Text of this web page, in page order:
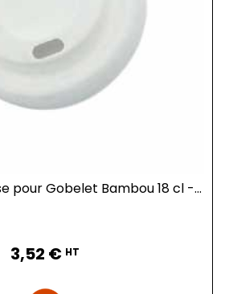
pour Gobelet Bambou 18 cl -...
3,52 € HT